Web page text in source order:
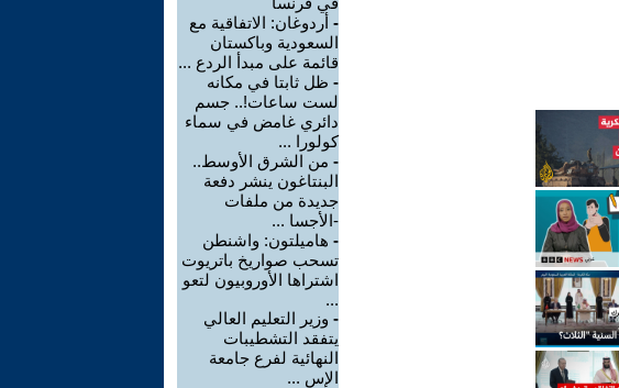
- أردوغان: الاتفاقية مع
السعودية وباكستان
قائمة على مبدأ الردع ...
- ظل ثابتا في مكانه
لست ساعات!.. جسم
دائري غامض في سماء
كولورا ...
- من الشرق الأوسط..
البنتاغون ينشر دفعة
جديدة من ملفات
-الأجسا ...
- هاميلتون: واشنطن
تسحب صواريخ باتريوت
اشتراها الأوروبيون لتعو
...
- وزير التعليم العالي
يتفقد التشطيبات
النهائية لفرع جامعة
الإس ...